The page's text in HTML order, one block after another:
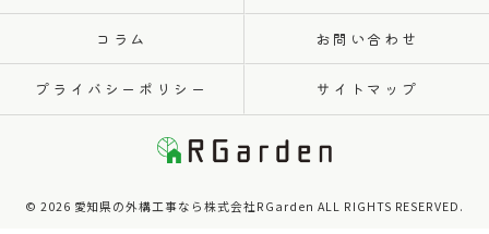
コラム お問い合わせ
プライバシーポリシー サイトマップ
© 2026 愛知県の外構工事なら株式会社RGarden ALL RIGHTS RESERVED.